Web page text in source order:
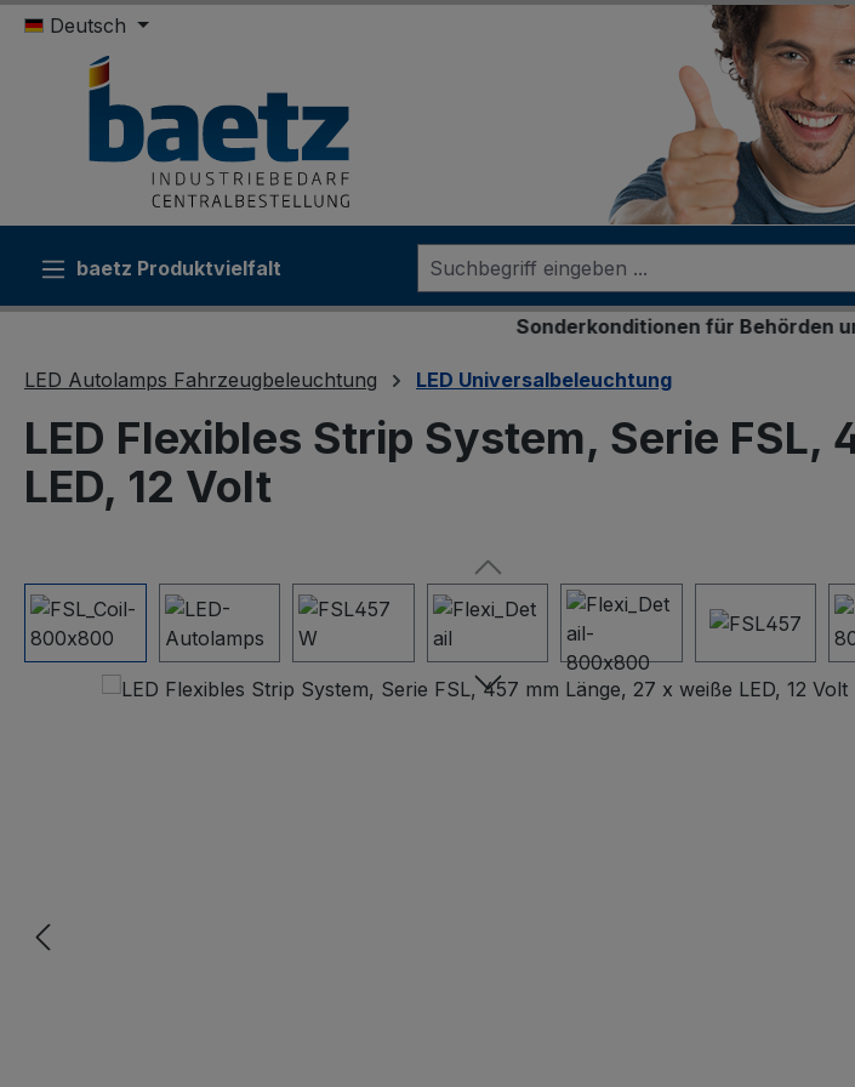
Hauptinhalt springen
Zur Suche springen
Zur Hauptnavigation springen
Deutsch
baetz Produktvielfalt
Sonderkonditionen für Behörden und
LED Autolamps Fahrzeugbeleuchtung LED Universalbeleuchtung
LED Flexibles Strip System, Serie FSL,
LED, 12 Volt
Bildergalerie überspringen